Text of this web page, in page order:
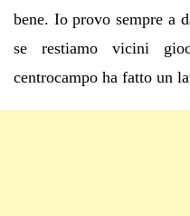
bene. Io provo sempre a
se restiamo vicini
centrocampo ha fatto un